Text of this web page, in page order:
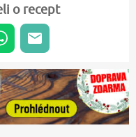
o recept